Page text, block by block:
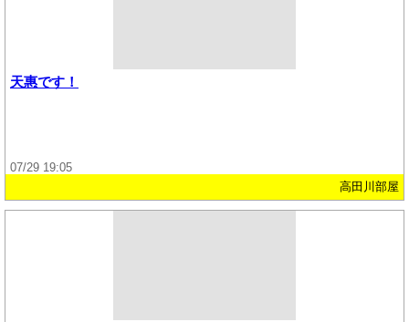
天惠です！
07/29 19:05
高田川部屋